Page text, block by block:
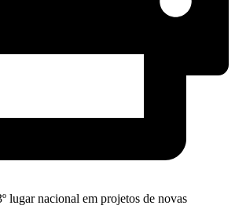
lugar nacional em projetos de novas